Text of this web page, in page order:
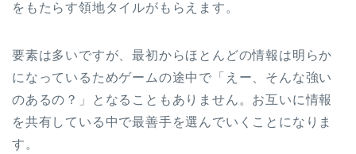
をもたらす領地タイルがもらえます。
要素は多いですが、最初からほとんどの情報は明らか
になっているためゲームの途中で「えー、そんな強い
のあるの？」となることもありません。お互いに情報
を共有している中で最善手を選んでいくことになりま
す。